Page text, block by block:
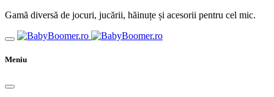
Gamă diversă de jocuri, jucării, hăinuțe și acesorii pentru cel mic.
Meniu